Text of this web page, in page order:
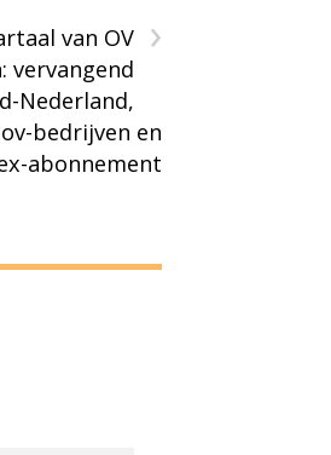
›
van OV
vervangend
Nederland,
bedrijven en
abonnement